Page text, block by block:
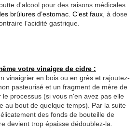
d'alcool pour des raisons médicales.
brûlures d’estomac. C’est faux , à dose
l’acidité gastrique.
votre vinaigre de cidre :
vinaigrier en bois ou en grès et rajoutez-
pasteurisé et un fragment de mère de
processus (si vous n'en avez pas elle
au bout de quelque temps). Par la suite
des fonds de bouteille de
devient trop épaisse dédoublez-la.